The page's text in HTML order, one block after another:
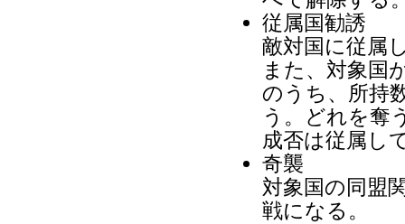
従属国勧誘
敵対国に従属
また、対象国
のうち、所持
う。どれを奪
成否は従属し
奇襲
対象国の同盟
戦になる。